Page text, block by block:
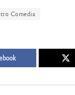
Comedia